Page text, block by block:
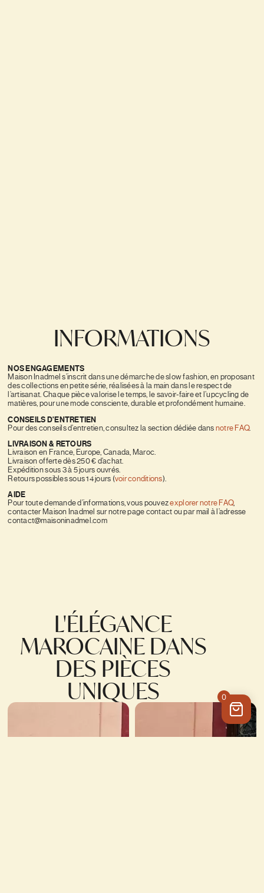
0
INFORMATIONS
NOS ENGAGEMENTS
Maison Inadmel s’inscrit dans une démarche de slow fashion, en proposant
des collections en petite série, réalisées à la main dans le respect de
l’artisanat. Chaque pièce valorise le temps, le savoir-faire et l’upcycling de
matières, pour une mode consciente, durable et profondément humaine.
CONSEILS D'ENTRETIEN
Pour des conseils d’entretien, consultez la section dédiée dans notre FAQ.
LIVRAISON & RETOURS
Livraison en France, Europe, Canada, Maroc.
Livraison offerte dès 250 € d’achat.
Expédition sous 3 à 5 jours ouvrés.
Retours possibles sous 14 jours (voir conditions).
AIDE
Pour toute demande d’informations, vous pouvezexplorer notre FAQ,
contacter Maison Inadmel sur notre page contact ou par mail à l’adresse
contact@maisoninadmel.com
L'ÉLÉGANCE
MAROCAINE DANS
DES PIÈCES
UNIQUES